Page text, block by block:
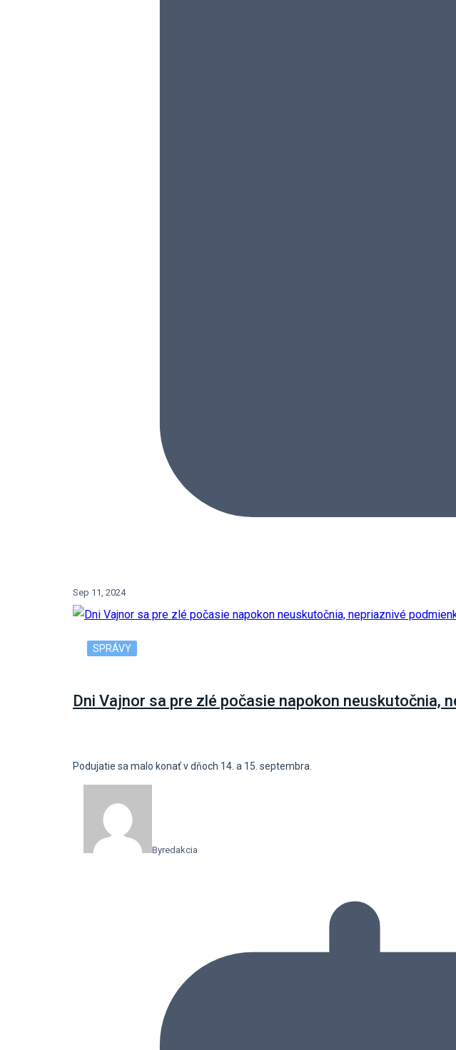
Sep 11, 2024
SPRÁVY
Dni Vajnor sa pre zlé počasie napokon
Podujatie sa malo konať v dňoch 14. a 15. septembra.
Byredakcia